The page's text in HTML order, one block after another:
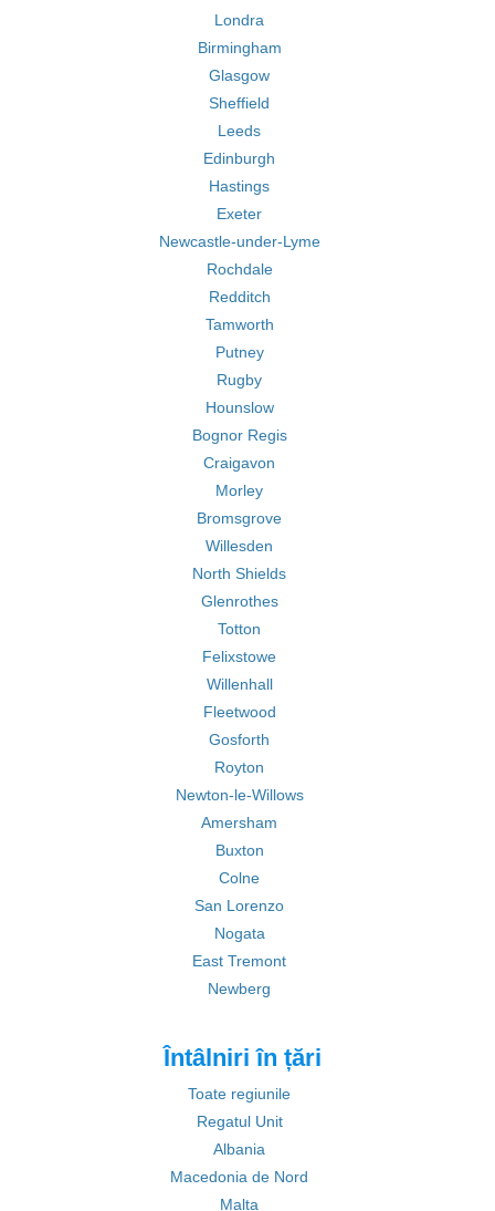
Londra
Birmingham
Glasgow
Sheffield
Leeds
Edinburgh
Hastings
Exeter
Newcastle-under-Lyme
Rochdale
Redditch
Tamworth
Putney
Rugby
Hounslow
Bognor Regis
Craigavon
Morley
Bromsgrove
Willesden
North Shields
Glenrothes
Totton
Felixstowe
Willenhall
Fleetwood
Gosforth
Royton
Newton-le-Willows
Amersham
Buxton
Colne
San Lorenzo
Nogata
East Tremont
Newberg
Întâlniri în țări
Toate regiunile
Regatul Unit
Albania
Macedonia de Nord
Malta